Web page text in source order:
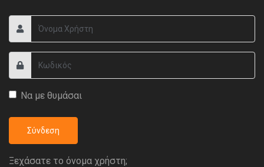
Να με θυμάσαι
Σύνδεση
Ξεχάσατε το όνομα χρήστη;